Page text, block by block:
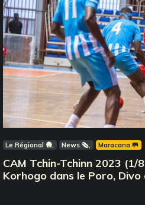
Le Régional 🛖 News 🗞️ Maracana 🥅
CAM Tchin-Tchinn 2023 (1/
Korhogo dans le Poro, Divo